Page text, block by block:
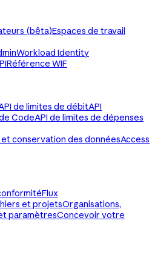
(bêta)Espaces de travail
Workload Identity
Référence WIF
de limites de débitAPI
CodeAPI de limites de dépenses
et conservation des donnéesAccess
Flux
et projetsOrganisations,
paramètresConcevoir votre